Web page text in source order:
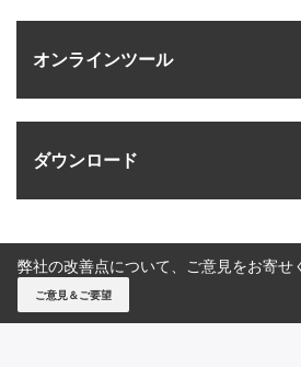
オンラインツール
ダウンロード
弊社の改善点について、ご意見をお寄せ
ご意見＆ご要望